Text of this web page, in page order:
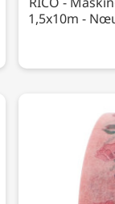
1,5x10m -